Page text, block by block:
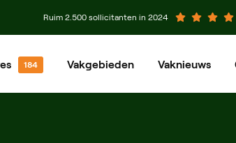
Ruim 2.500 sollicitanten in 2024
Vakgebieden Vaknieuws